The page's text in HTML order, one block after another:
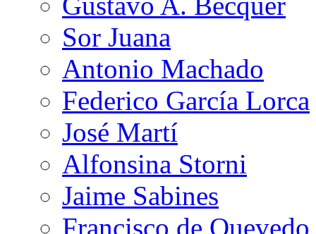
Sor Juana
Antonio Machado
Federico García Lorca
José Martí
Alfonsina Storni
Jaime Sabines
Francisco de Quevedo